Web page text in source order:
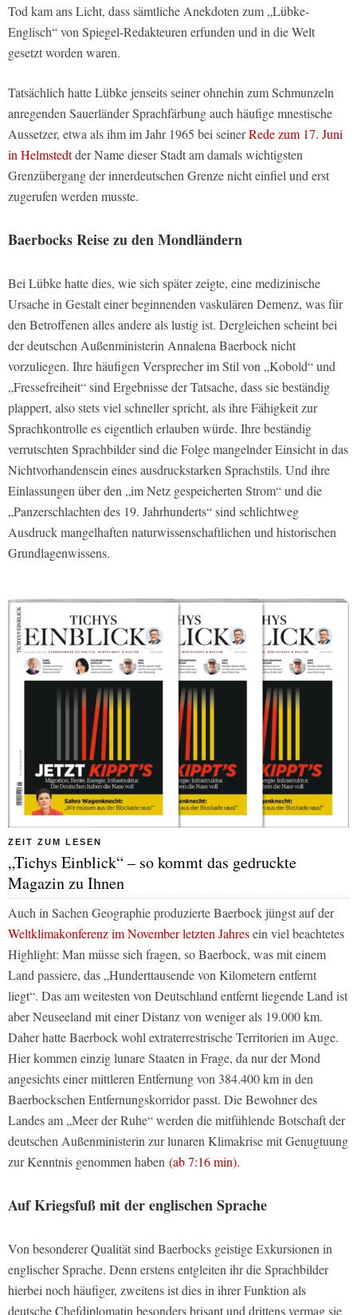
Tod kam ans Licht, dass sämtliche Anekdoten zum „Lübke-
Englisch“ von Spiegel-Redakteuren erfunden und in die Welt
gesetzt worden waren.
Tatsächlich hatte Lübke jenseits seiner ohnehin zum Schmunzeln
anregenden Sauerländer Sprachfärbung auch häufige mnestische
Aussetzer, etwa als ihm im Jahr 1965 bei seinerRede zum 17. Juni
in Helmstedtder Name dieser Stadt am damals wichtigsten
Grenzübergang der innerdeutschen Grenze nicht einfiel und erst
zugerufen werden musste.
Baerbocks Reise zu den Mondländern
Bei Lübke hatte dies, wie sich später zeigte, eine medizinische
Ursache in Gestalt einer beginnenden vaskulären Demenz, was für
den Betroffenen alles andere als lustig ist. Dergleichen scheint bei
der deutschen Außenministerin Annalena Baerbock nicht
vorzuliegen. Ihre häufigen Versprecher im Stil von „Kobold“ und
„Fressefreiheit“ sind Ergebnisse der Tatsache, dass sie beständig
plappert, also stets viel schneller spricht, als ihre Fähigkeit zur
Sprachkontrolle es eigentlich erlauben würde. Ihre beständig
verrutschten Sprachbilder sind die Folge mangelnder Einsicht in das
Nichtvorhandensein eines ausdruckstarken Sprachstils. Und ihre
Einlassungen über den „im Netz gespeicherten Strom“ und die
„Panzerschlachten des 19. Jahrhunderts“ sind schlichtweg
Ausdruck mangelhaften naturwissenschaftlichen und historischen
Grundlagenwissens.
ZEIT ZUM LESEN
„Tichys Einblick“ – so kommt das gedruckte
Magazin zu Ihnen
Auch in Sachen Geographie produzierte Baerbock jüngst auf der
Weltklimakonferenz im November letzten Jahresein viel beachtetes
Highlight: Man müsse sich fragen, so Baerbock, was mit einem
Land passiere, das „Hunderttausende von Kilometern entfernt
liegt“. Das am weitesten von Deutschland entfernt liegende Land ist
aber Neuseeland mit einer Distanz von weniger als 19.000 km.
Daher hatte Baerbock wohl extraterrestrische Territorien im Auge.
Hier kommen einzig lunare Staaten in Frage, da nur der Mond
angesichts einer mittleren Entfernung von 384.400 km in den
Baerbockschen Entfernungskorridor passt. Die Bewohner des
Landes am „Meer der Ruhe“ werden die mitfühlende Botschaft der
deutschen Außenministerin zur lunaren Klimakrise mit Genugtuung
zur Kenntnis genommen haben (ab 7:16 min).
Auf Kriegsfuß mit der englischen Sprache
Von besonderer Qualität sind Baerbocks geistige Exkursionen in
englischer Sprache. Denn erstens entgleiten ihr die Sprachbilder
hierbei noch häufiger, zweitens ist dies in ihrer Funktion als
deutsche Chefdiplomatin besonders brisant und drittens vermag sie